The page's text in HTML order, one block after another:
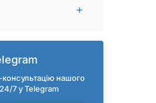
нашого
7 у Telegram